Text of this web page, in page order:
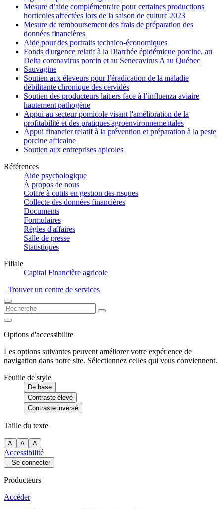
Mesure d’aide complémentaire pour certaines productions
horticoles affectées lors de la saison de culture 2023
Mesure de remboursement des frais de préparation des
données financières
Aide pour des portraits technico-économiques
Fonds d'urgence relatif à la Diarrhée épidémique porcine, au
Delta coronavirus porcin et au Senecavirus A au Québec
Sauvagine
Soutien aux éleveurs pour l’éradication de la maladie
débilitante chronique des cervidés
Soutien des producteurs laitiers face à l’influenza aviaire
hautement pathogène
Appui au secteur pomicole visant l'amélioration de la
profitabilité et des pratiques agroenvironnementales
Appui financier relatif à la prévention et préparation à la peste
porcine africaine
Soutien aux entreprises apicoles
Références
Aide psychologique
À propos de nous
Coffre à outils en gestion des risques
Collecte des données financières
Documents
Formulaires
Règles d'affaires
Salle de presse
Statistiques
Filiale
Capital Financière agricole
Trouver un centre de services
Options d'accessibilite
Les options suivantes peuvent améliorer votre expérience de
navigation dans notre site. Sélectionnez celles qui vous conviennent.
Feuille de style
De base
Contraste élevé
Contraste inversé
Taille du texte
A A A
Accessibilité
Se connecter
Producteurs
Accéder